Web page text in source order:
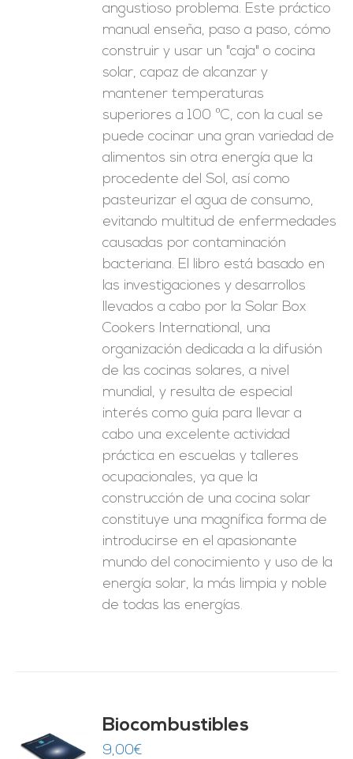
angustioso problema. Este práctico
manual enseña, paso a paso, cómo
construir y usar un "caja" o cocina
solar, capaz de alcanzar y
mantener temperaturas
superiores a 100 ºC, con la cual se
puede cocinar una gran variedad de
alimentos sin otra energía que la
procedente del Sol, así como
pasteurizar el agua de consumo,
evitando multitud de enfermedades
causadas por contaminación
bacteriana. El libro está basado en
las investigaciones y desarrollos
llevados a cabo por la Solar Box
Cookers International, una
organización dedicada a la difusión
de las cocinas solares, a nivel
mundial, y resulta de especial
interés como guía para llevar a
cabo una excelente actividad
práctica en escuelas y talleres
ocupacionales, ya que la
construcción de una cocina solar
constituye una magnífica forma de
introducirse en el apasionante
mundo del conocimiento y uso de la
energía solar, la más limpia y noble
de todas las energías.
Biocombustibles
9,00€